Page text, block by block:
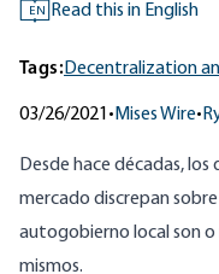
EN Read this in English
Tags:Decentralization
03/26/2021 • Mises Wire•
Desde hace décadas,
mercado discrepan
autogobierno local son
mismos.